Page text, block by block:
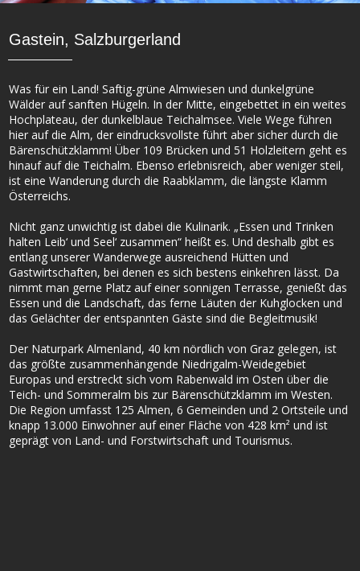
Gastein, Salzburgerland
Was für ein Land! Saftig-grüne Almwiesen und dunkelgrüne
Wälder auf sanften Hügeln. In der Mitte, eingebettet in ein weites
Hochplateau, der dunkelblaue Teichalmsee. Viele Wege führen
hier auf die Alm, der eindrucksvollste führt aber sicher durch die
Bärenschützklamm! Über 109 Brücken und 51 Holzleitern geht es
hinauf auf die Teichalm. Ebenso erlebnisreich, aber weniger steil,
ist eine Wanderung durch die Raabklamm, die längste Klamm
Österreichs.
Nicht ganz unwichtig ist dabei die Kulinarik. „Essen und Trinken
halten Leib‘ und Seel‘ zusammen“ heißt es. Und deshalb gibt es
entlang unserer Wanderwege ausreichend Hütten und
Gastwirtschaften, bei denen es sich bestens einkehren lässt. Da
nimmt man gerne Platz auf einer sonnigen Terrasse, genießt das
Essen und die Landschaft, das ferne Läuten der Kuhglocken und
das Gelächter der entspannten Gäste sind die Begleitmusik!
Der Naturpark Almenland, 40 km nördlich von Graz gelegen, ist
das größte zusammenhängende Niedrigalm-Weidegebiet
Europas und erstreckt sich vom Rabenwald im Osten über die
Teich- und Sommeralm bis zur Bärenschützklamm im Westen.
Die Region umfasst 125 Almen, 6 Gemeinden und 2 Ortsteile und
knapp 13.000 Einwohner auf einer Fläche von 428 km² und ist
geprägt von Land- und Forstwirtschaft und Tourismus.